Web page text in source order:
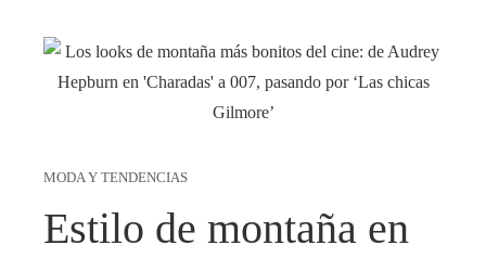
MODA Y TENDENCIAS
Estilo de montaña en